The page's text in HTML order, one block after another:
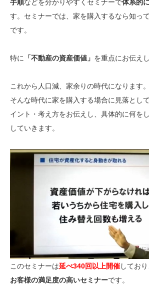
手順などを分かりやすくセミナーで体系的
す。セミナーでは、家を購入するなら知っ
です。
特に 「不動産の資産価値」 を重点にお伝えし
これから人口減、家余りの時代になります。
そんな時代に家を購入する場合に見落とし
イント・考え方をお伝えし、具体的に何を
していきます。
このセミナーは延べ340回以上開催してお
お客様の満足度の高いセミナーです。